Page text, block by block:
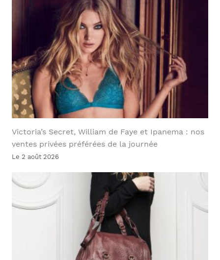
Victoria’s Secret, William de Faye et Ipanema : nos
ventes privées préférées de la journée
Le 2 août 2026